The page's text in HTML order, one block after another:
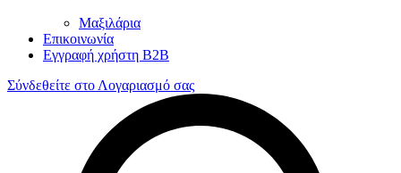
Μαξιλάρια
Επικοινωνία
Εγγραφή χρήστη B2B
Σύνδεθείτε στο Λογαριασμό σας